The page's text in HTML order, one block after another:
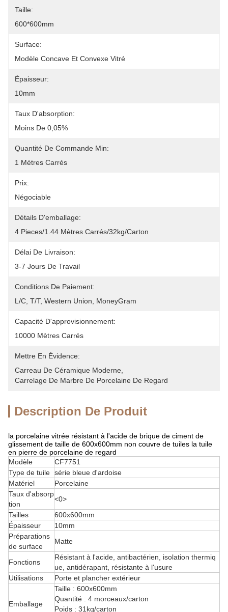
Taille:
600*600mm
Surface:
Modèle Concave Et Convexe Vitré
Épaisseur:
10mm
Taux D'absorption:
Moins De 0,05%
Quantité De Commande Min:
1 Mètres Carrés
Prix:
Négociable
Détails D'emballage:
4 Pieces/1.44 Mètres Carrés/32kg/Carton
Délai De Livraison:
3-7 Jours De Travail
Conditions De Paiement:
L/C, T/T, Western Union, MoneyGram
Capacité D'approvisionnement:
10000 Mètres Carrés
Mettre En Évidence:
Carreau De Céramique Moderne
Carrelage De Marbre De Porcelaine De Regard
Description De Produit
la porcelaine vitrée résistant à l'acide de brique de ciment de
glissement de taille de 600x600mm non couvre de tuiles la tuile
en pierre de porcelaine de regard
Modèle
CF7751
Type de tuile série bleue d'ardoise
Matériel
Porcelaine
Taux d'absorp
tion
<0>
Tailles
600x600mm
Épaisseur
10mm
Préparations
de surface
Matte
Fonctions
Résistant à l'acide, antibactérien, isolation thermiq
ue, antidérapant, résistante à l'usure
Utilisations
Porte et plancher extérieur
Emballage
Taille : 600x600mm
Quantité : 4 morceaux/carton
Poids : 31kg/carton